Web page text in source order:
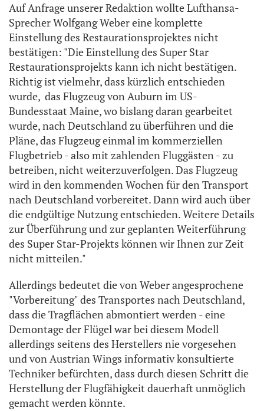
Auf Anfrage unserer Redaktion wollte Lufthansa-
Sprecher Wolfgang Weber eine komplette
Einstellung des Restaurationsprojektes nicht
bestätigen: "Die Einstellung des Super Star
Restaurationsprojekts kann ich nicht bestätigen.
Richtig ist vielmehr, dass kürzlich entschieden
wurde, das Flugzeug von Auburn im US-
Bundesstaat Maine, wo bislang daran gearbeitet
wurde, nach Deutschland zu überführen und die
Pläne, das Flugzeug einmal im kommerziellen
Flugbetrieb - also mit zahlenden Fluggästen - zu
betreiben, nicht weiterzuverfolgen. Das Flugzeug
wird in den kommenden Wochen für den Transport
nach Deutschland vorbereitet. Dann wird auch über
die endgültige Nutzung entschieden. Weitere Details
zur Überführung und zur geplanten Weiterführung
des Super Star-Projekts können wir Ihnen zur Zeit
nicht mitteilen."
Allerdings bedeutet die von Weber angesprochene
"Vorbereitung" des Transportes nach Deutschland,
dass die Tragflächen abmontiert werden - eine
Demontage der Flügel war bei diesem Modell
allerdings seitens des Herstellers nie vorgesehen
und von Austrian Wings informativ konsultierte
Techniker befürchten, dass durch diesen Schritt die
Herstellung der Flugfähigkeit dauerhaft unmöglich
gemacht werden könnte.